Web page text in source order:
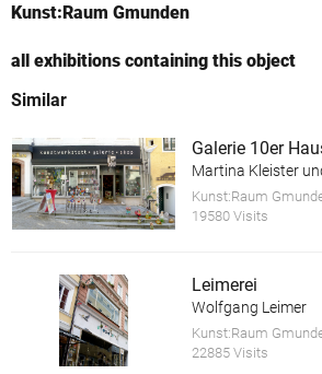
Kunst:Raum Gmunden
all exhibitions containing this object
Similar
Galerie 10er
Martina Kleister
Kunst:Raum
19580 Visits
Leimerei
Wolfgang Leimer
Kunst:Raum
22885 Visits